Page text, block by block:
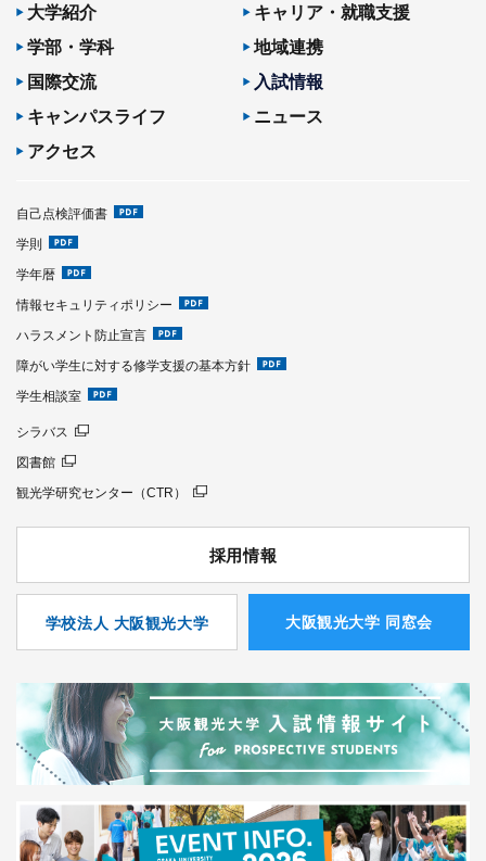
大学紹介
キャリア・就職支援
学部・学科
地域連携
国際交流
入試情報
キャンパスライフ
ニュース
アクセス
自己点検評価書
学則
学年暦
情報セキュリティポリシー
ハラスメント防止宣言
障がい学生に対する修学支援の基本方針
学生相談室
シラバス
図書館
観光学研究センター（CTR）
採用情報
学校法人 大阪観光大学 ⼤阪観光⼤学 同窓会